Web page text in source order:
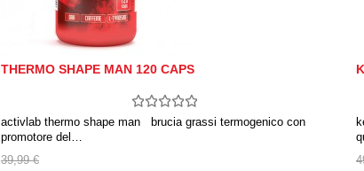
THERMO SHAPE MAN 120 CAPS
activlab thermo shape man brucia grassi termogenico con
promotore del…
39,99 €